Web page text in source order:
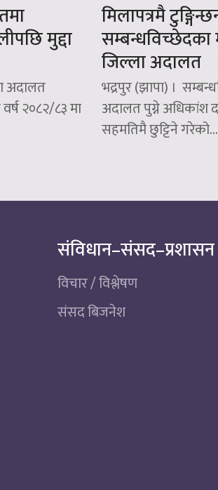
मुद्दा
अदालत
२०८२/८३ मा
मिलापत्रमै
सम्बन्धविच्छेदका
जिल्ला अदालत
भद्रपुर (झापा) ।
अदालत पुग्ने अधिकांश
सहमतिमै छुट्टिने गरेको...
संविधान–संसद–प्रशासन
विचार / विश्लेषण
संसद बिजनेश